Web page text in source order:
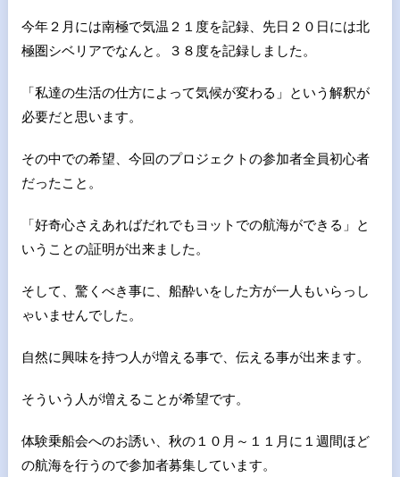
今年２月には南極で気温２１度を記録、先日２０日には北
極圏シベリアでなんと。３８度を記録しました。
「私達の生活の仕方によって気候が変わる」という解釈が
必要だと思います。
その中での希望、今回のプロジェクトの参加者全員初心者
だったこと。
「好奇心さえあればだれでもヨットでの航海ができる」と
いうことの証明が出来ました。
そして、驚くべき事に、船酔いをした方が一人もいらっし
ゃいませんでした。
自然に興味を持つ人が増える事で、伝える事が出来ます。
そういう人が増えることが希望です。
体験乗船会へのお誘い、秋の１０月～１１月に１週間ほど
の航海を行うので参加者募集しています。